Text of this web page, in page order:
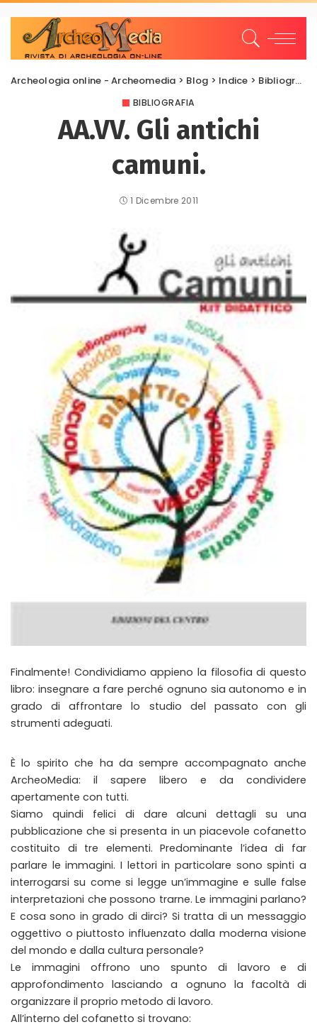
Archeologia online - Archeomedia > Blog > Indice > Bibliografia
BIBLIOGRAFIA
AA.VV. Gli antichi
camuni.
1 Dicembre 2011
Finalmente! Condividiamo appieno la filosofia di questo
libro: insegnare a fare perché ognuno sia autonomo e in
grado di affrontare lo studio del passato con gli
strumenti adeguati.
È lo spirito che ha da sempre accompagnato anche
ArcheoMedia: il sapere libero e da condividere
apertamente con tutti.
Siamo quindi felici di dare alcuni dettagli su una
pubblicazione che si presenta in un piacevole cofanetto
costituito di tre elementi. Predominante l’idea di far
parlare le immagini. I lettori in particolare sono spinti a
interrogarsi su come si legge un’immagine e sulle false
interpretazioni che possono trarne. Le immagini parlano?
E cosa sono in grado di dirci? Si tratta di un messaggio
oggettivo o piuttosto influenzato dalla moderna visione
del mondo e dalla cultura personale?
Le immagini offrono uno spunto di lavoro e di
approfondimento lasciando a ognuno la facoltà di
organizzare il proprio metodo di lavoro.
All’interno del cofanetto si trovano: